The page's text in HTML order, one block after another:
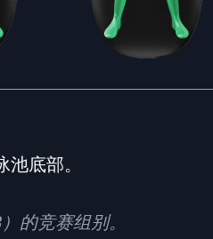
底部。
的竞赛组别。